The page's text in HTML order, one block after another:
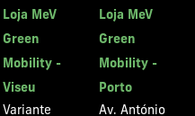
Loja MeV
Green
Mobility -
Viseu
Variante
Loja MeV
Green
Mobility -
Porto
Av. António